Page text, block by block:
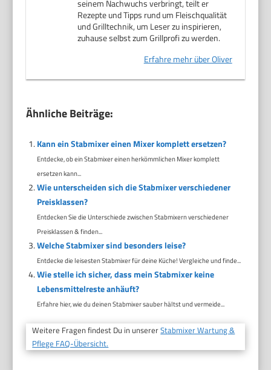
seinem Nachwuchs verbringt, teilt er
Rezepte und Tipps rund um Fleischqualität
und Grilltechnik, um Leser zu inspirieren,
zuhause selbst zum Grillprofi zu werden.
Erfahre mehr über Oliver
Ähnliche Beiträge:
Kann ein Stabmixer einen Mixer komplett ersetzen?
Entdecke, ob ein Stabmixer einen herkömmlichen Mixer komplett
ersetzen kann...
Wie unterscheiden sich die Stabmixer verschiedener
Preisklassen?
Entdecken Sie die Unterschiede zwischen Stabmixern verschiedener
Preisklassen & finden...
Welche Stabmixer sind besonders leise?
Entdecke die leisesten Stabmixer für deine Küche! Vergleiche und finde...
Wie stelle ich sicher, dass mein Stabmixer keine
Lebensmittelreste anhäuft?
Erfahre hier, wie du deinen Stabmixer sauber hältst und vermeide...
Weitere Fragen findest Du in unsererStabmixer Wartung &
Pflege FAQ-Übersicht.